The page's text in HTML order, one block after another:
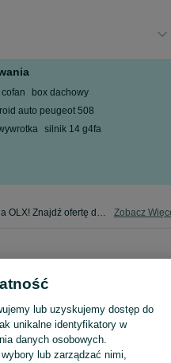
box dachowy
auto peugeot 508
silnik 14 g4fa
Motoryzacja to Twój świat? Kieruj się na OLX! Znajdź ofertę dla siebie w kategorii Motoryzacja na OLX - Toruń i okolice! Zobacz
lub uzyskujemy dostęp do
unikalne identyfikatory w
danych osobowych.
lub zarządzać nimi,